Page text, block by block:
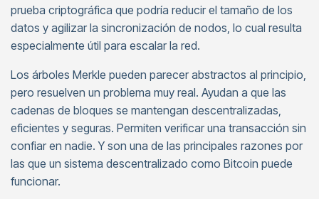
prueba criptográfica que podría reducir el tamaño de los
datos y agilizar la sincronización de nodos, lo cual resulta
especialmente útil para escalar la red.
Los árboles Merkle pueden parecer abstractos al principio,
pero resuelven un problema muy real. Ayudan a que las
cadenas de bloques se mantengan descentralizadas,
eficientes y seguras. Permiten verificar una transacción sin
confiar en nadie. Y son una de las principales razones por
las que un sistema descentralizado como Bitcoin puede
funcionar.